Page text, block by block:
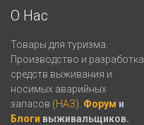
О Нас
Товары для туризма.
Производство и разработка
средств выживания и
носимых аварийных
запасов (НАЗ). Форум и
Блоги выживальщиков.